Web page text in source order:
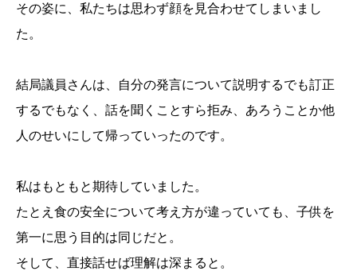
その姿に、私たちは思わず顔を見合わせてしまいまし
た。
結局議員さんは、自分の発言について説明するでも訂正
するでもなく、話を聞くことすら拒み、あろうことか他
人のせいにして帰っていったのです。
私はもともと期待していました。
たとえ食の安全について考え方が違っていても、子供を
第一に思う目的は同じだと。
そして、直接話せば理解は深まると。